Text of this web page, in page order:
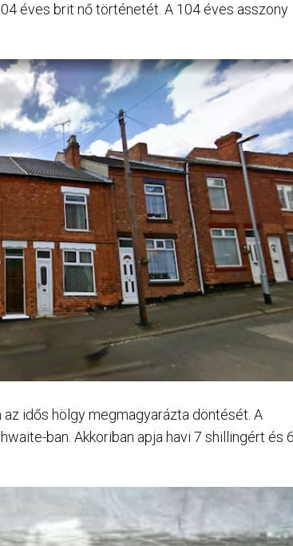
éves brit nő történetét. A 104 éves asszony
idős hölgy megmagyarázta döntését. A
ban. Akkoriban apja havi 7 shillingért és 6